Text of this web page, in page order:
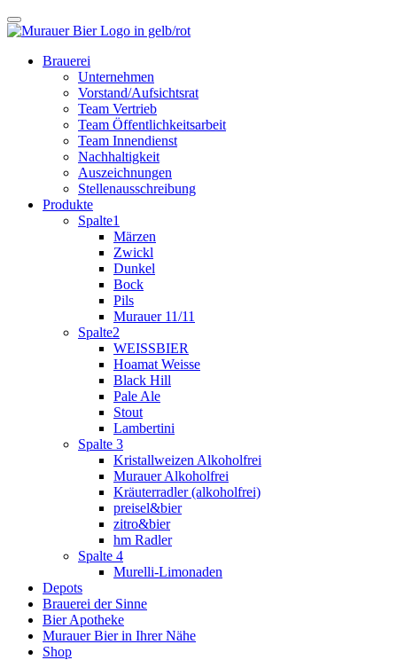
Brauerei
Unternehmen
Vorstand/Aufsichtsrat
Team Vertrieb
Team Öffentlichkeitsarbeit
Team Innendienst
Nachhaltigkeit
Auszeichnungen
Stellenausschreibung
Produkte
Spalte1
Märzen
Zwickl
Dunkel
Bock
Pils
Murauer 11/11
Spalte2
WEISSBIER
Hoamat Weisse
Black Hill
Pale Ale
Stout
Lambertini
Spalte 3
Kristallweizen Alkoholfrei
Murauer Alkoholfrei
Kräuterradler (alkoholfrei)
preisel&bier
zitro&bier
hm Radler
Spalte 4
Murelli-Limonaden
Depots
Brauerei der Sinne
Bier Apotheke
Murauer Bier in Ihrer Nähe
Shop